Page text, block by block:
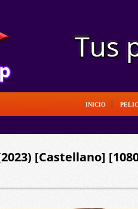
INICIO
[Castellano]